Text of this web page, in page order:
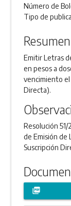
Número de
Tipo de
Resumen
Emitir Letras
en pesos a
vencimiento el
Directa).
Resolución 51/
de Emisión de
Suscripción
picture_as_pdf